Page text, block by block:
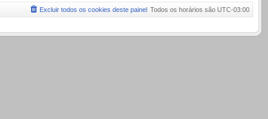
Todos os horários são UTC-03:00
Excluir todos os cookies deste painel